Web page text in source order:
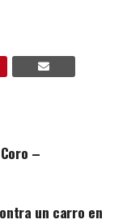
–
un carro en